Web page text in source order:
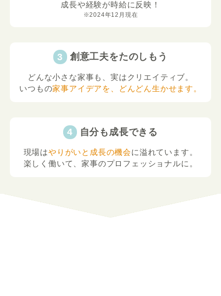
成長や経験が時給に反映！
※2024年12月現在
創意工夫をたのしもう
どんな小さな家事も、実はクリエイティブ。
いつもの家事アイデアを、どんどん生かせます。
自分も成長できる
現場はやりがいと成長の機会に溢れています。
楽しく働いて、家事のプロフェッショナルに。